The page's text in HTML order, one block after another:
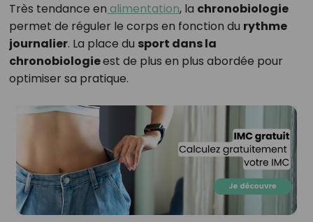
Très tendance en alimentation, la chronobiologie
permet de réguler le corps en fonction du rythme
journalier. La place du sport dans la
chronobiologieest de plus en plus abordée pour
optimiser sa pratique.